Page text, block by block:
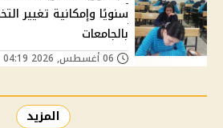
سنويًا وإمكانية تغيير
بالجامعات
المزيد